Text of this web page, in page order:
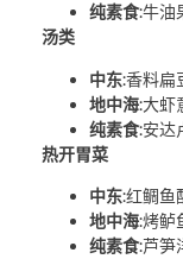
纯素食:牛油
汤类
中东:香料扁
地中海:大虾
纯素食:安达
热开胃菜
中东:红鲷鱼
地中海:烤鲈
纯素食:芦笋